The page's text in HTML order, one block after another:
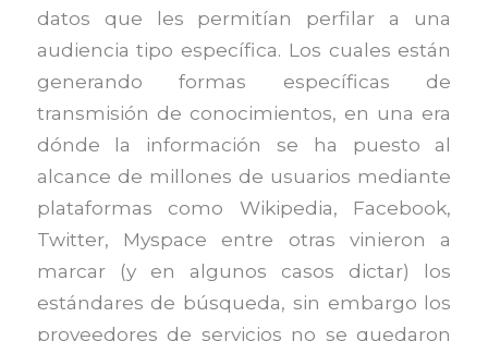
datos que les permitían perfilar a una
audiencia tipo específica. Los cuales están
generando formas específicas de
transmisión de conocimientos, en una era
dónde la información se ha puesto al
alcance de millones de usuarios mediante
plataformas como Wikipedia, Facebook,
Twitter, Myspace entre otras vinieron a
marcar (y en algunos casos dictar) los
estándares de búsqueda, sin embargo los
proveedores de servicios no se quedaron